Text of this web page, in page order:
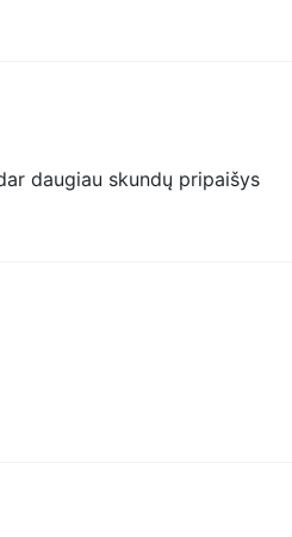
daugiau skundų pripaišys